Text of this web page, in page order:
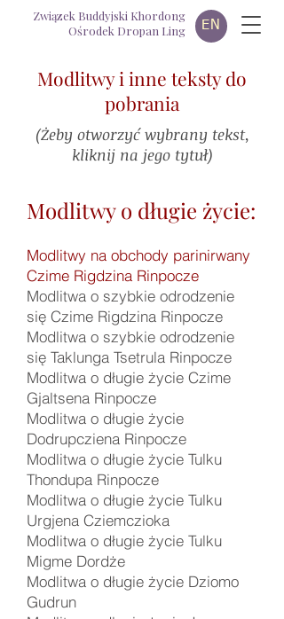
Związek Buddyjski Khordong
Ośrodek Dropan Ling
EN
Modlitwy i inne teksty do
pobrania
(Żeby otworzyć wybrany tekst,
kliknij na jego tytuł)
Modlitwy o długie życie:
Modlitwy na obchody parinirwany
Czime Rigdzina Rinpocze
Modlitwa o szybkie odrodzenie
się Czime Rigdzina Rinpocze
Modlitwa o szybkie odrodzenie
się Taklunga Tsetrula Rinpocze
Modlitwa o długie życie Czime
Gjaltsena Rinpocze
Modlitwa o długie życie
Dodrupcziena Rinpocze
Modlitwa o długie życie Tulku
Thondupa Rinpocze
Modlitwa o długie życie Tulku
Urgjena Cziemczioka
Modlitwa o długie życie Tulku
Migme Dordże
Modlitwa o długie życie Dziomo
Gudrun